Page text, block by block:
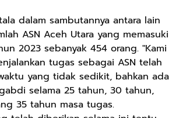
dalam sambutannya antara lain
ASN Aceh Utara yang memasuki
2023 sebanyak 454 orang. "Kami
tugas sebagai ASN telah
yang tidak sedikit, bahkan ada
selama 25 tahun, 30 tahun,
35 tahun masa tugas.